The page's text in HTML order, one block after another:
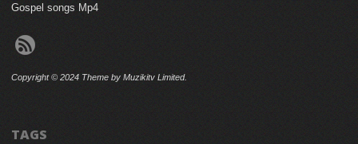
Gospel songs Mp4
Copyright © 2024 Theme by Muzikitv Limited.
TAGS